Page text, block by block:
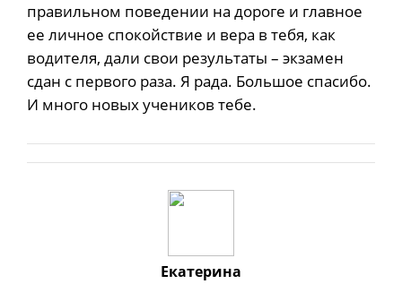
правильном поведении на дороге и главное
ее личное спокойствие и вера в тебя, как
водителя, дали свои результаты – экзамен
сдан с первого раза. Я рада. Большое спасибо.
И много новых учеников тебе.
Екатерина